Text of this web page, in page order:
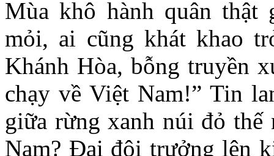
Mùa khô hành quân thật
mỏi, ai cũng khát khao
Khánh Hòa, bỗng truyền
chạy về Việt Nam!” Tin
giữa rừng xanh núi đỏ thế
Nam? Đại đội trưởng lên